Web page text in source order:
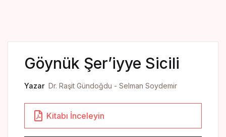
Çamlıca Çocuk Dergisi
Göynük Şer’iyye Sicili
Yazar Dr. Raşit Gündoğdu - Selman Soydemir
Kitabı İnceleyin